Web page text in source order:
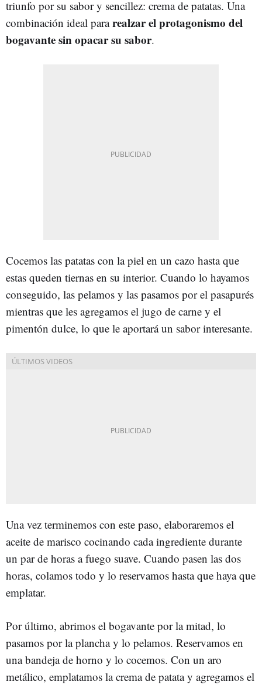
triunfo por su sabor y sencillez: crema de patatas. Una
combinación ideal pararealzar el protagonismo del
bogavante sin opacar su sabor.
Cocemos las patatas con la piel en un cazo hasta que
estas queden tiernas en su interior. Cuando lo hayamos
conseguido, las pelamos y las pasamos por el pasapurés
mientras que les agregamos el jugo de carne y el
pimentón dulce, lo que le aportará un sabor interesante.
Una vez terminemos con este paso, elaboraremos el
aceite de marisco cocinando cada ingrediente durante
un par de horas a fuego suave. Cuando pasen las dos
horas, colamos todo y lo reservamos hasta que haya que
emplatar.
Por último, abrimos el bogavante por la mitad, lo
pasamos por la plancha y lo pelamos. Reservamos en
una bandeja de horno y lo cocemos. Con un aro
metálico, emplatamos la crema de patata y agregamos el